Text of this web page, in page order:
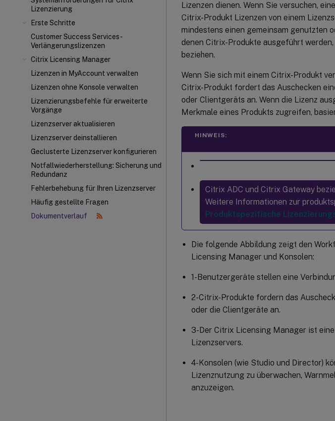
Lizenzierung
Erste Schritte
Customer Success Services-
Verlängerungslizenzen
Citrix Licensing Manager
Lizenzen in MyAccount verwalten
Lizenzen ohne Konsole verwalten
Lizenzierungsbefehle für erweiterte
Vorgänge
Lizenzserver aktualisieren
Lizenzserver deinstallieren
Geclusterte Lizenzserver konfigurieren
Notfallwiederherstellung: Sicherung und
Redundanz
Fehlerbehebung für Ihren Lizenzserver
Häufig gestellte Fragen
Dokumentverlauf
Lizenzen dienen. Wenn Sie versuchen,
Citrix-Produkt Lizenzen von einem
mindestens einen gemeinsam genutzten
denen Citrix-Produkte ausgeführt
beziehen.
Wenn Sie sich mit einem Citrix-Produkt
Citrix-Produkt fordert das Auschecken
oder Clientgeräts an. Wenn die Lizenz
Merkmale eines Produkts zugreifen,
HINWEIS:
Citrix ADC und Citrix Gateway
Weitere Informationen zur
Produktspezifische
Die folgende Abbildung zeigt den
Licensing Manager und Konsolen:
1-Benutzergeräte stellen eine
2-Citrix-Produkte fordern das
oder die Clientgeräte an.
3-Der Citrix Licensing Manager ist
Lizenzservers.
4-Konsolen (wie Studio und Director)
Lizenznutzung zu überwachen,
anzuzeigen.